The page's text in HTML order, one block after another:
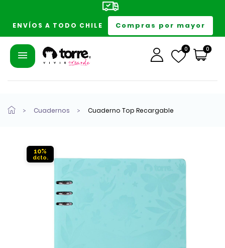
ENVÍOS A TODO CHILE Compras por mayor
0 0
Cuadernos Cuaderno Top Recargable
10%